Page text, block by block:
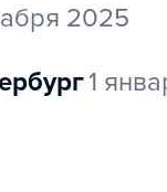
2025
1